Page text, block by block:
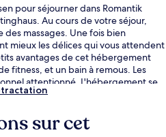
pour séjourner dans Romantik
Au cours de votre séjour,
massages. Une fois bien
mieux les délices qui vous attendent
avantages de cet hébergement
fitness, et un bain à remous. Les
attentionné. L'hébergement se
transports publics. Station S-
sur cet